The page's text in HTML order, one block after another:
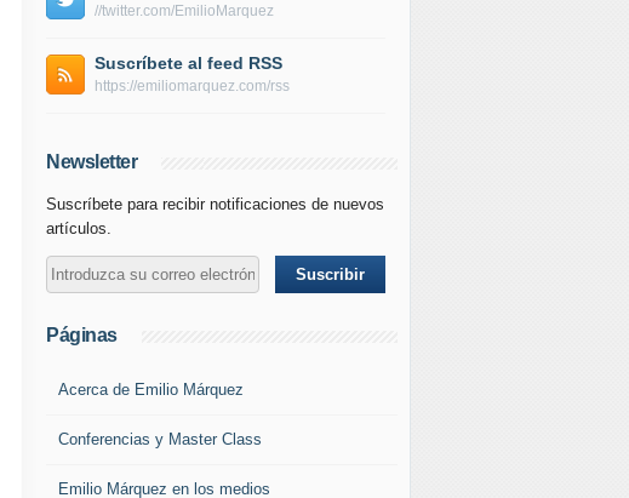
//twitter.com/EmilioMarquez
Suscríbete al feed RSS
https://emiliomarquez.com/rss
Newsletter
Suscríbete para recibir notificaciones de nuevos
artículos.
Páginas
Acerca de Emilio Márquez
Conferencias y Master Class
Emilio Márquez en los medios